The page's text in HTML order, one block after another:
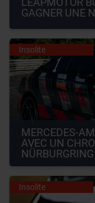
GAGNER UNE
Insolite
MERCEDES-
AVEC UN
NÜRBURGRING
Insolite